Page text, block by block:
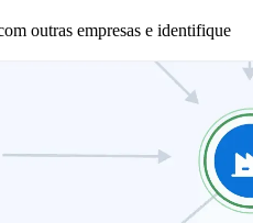
outras empresas e identifique